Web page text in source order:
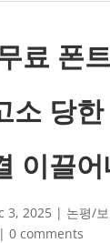
료 폰
소 당
이끌어
3, 2025| 논평/
| 0 comments